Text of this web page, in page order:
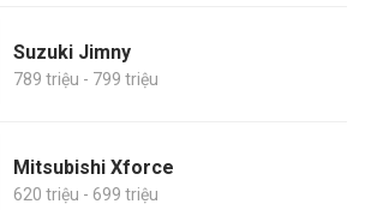
Suzuki Jimny
789 triệu - 799 triệu
Mitsubishi Xforce
620 triệu - 699 triệu